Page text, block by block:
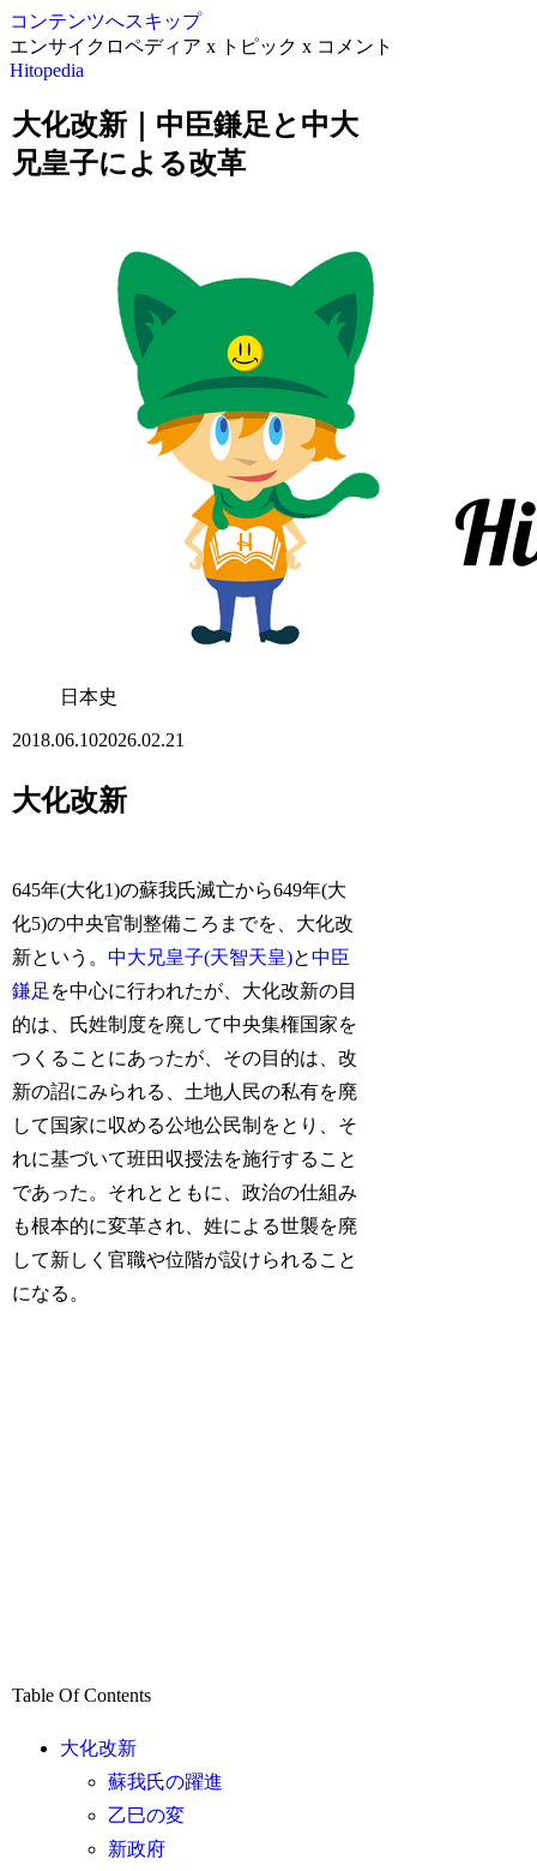
コンテンツへスキップ
エンサイクロペディア x トピック x コメント
Hitopedia
大化改新｜中臣鎌足と中大
兄皇子による改革
日本史
2018.06.102026.02.21
大化改新
645年(大化1)の蘇我氏滅亡から649年(大
化5)の中央官制整備ころまでを、大化改
新という。中大兄皇子(天智天皇)と中臣
鎌足 を中心に行われたが、大化改新の目
的は、氏姓制度を廃して中央集権国家を
つくることにあったが、その目的は、改
新の詔にみられる、土地人民の私有を廃
して国家に収める公地公民制をとり、そ
れに基づいて班田収授法を施行すること
であった。それとともに、政治の仕組み
も根本的に変革され、姓による世襲を廃
して新しく官職や位階が設けられること
になる。
Table Of Contents
大化改新
蘇我氏の躍進
乙巳の変
新政府